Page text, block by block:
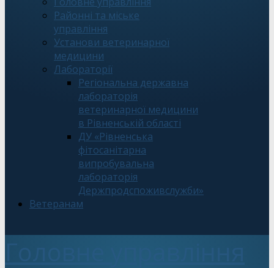
Районні та міське
управління
Установи ветеринарної
медицини
Лабораторії
Регіональна державна
лабораторія
ветеринарної медицини
в Рівненській області
ДУ «Рівненська
фітосанітарна
випробувальна
лабораторія
Держпродспоживслужби»
Ветеранам